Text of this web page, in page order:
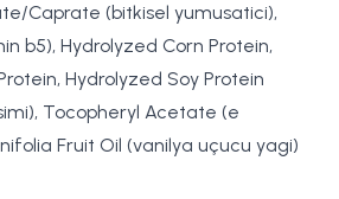
Caprate (bitkisel yumusatici),
b5), Hydrolyzed Corn Protein,
Hydrolyzed Soy Protein
Tocopheryl Acetate (e
Fruit Oil (vanilya uçucu yagi)